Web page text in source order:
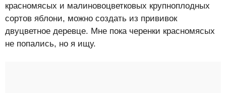
красномясых и малиновоцветковых крупноплодных
сортов яблони, можно создать из прививок
двуцветное деревце. Мне пока черенки красномясых
не попались, но я ищу.